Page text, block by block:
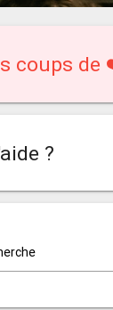
coups de
?